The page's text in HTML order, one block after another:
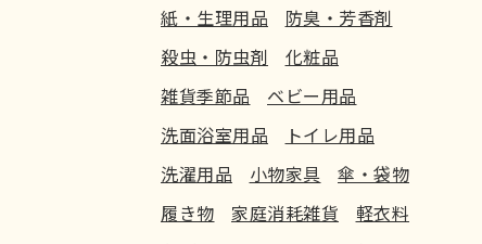
紙・生理用品
防臭・芳香剤
殺虫・防虫剤
化粧品
雑貨季節品
ベビー用品
洗面浴室用品
トイレ用品
洗濯用品
小物家具
傘・袋物
履き物
家庭消耗雑貨
軽衣料